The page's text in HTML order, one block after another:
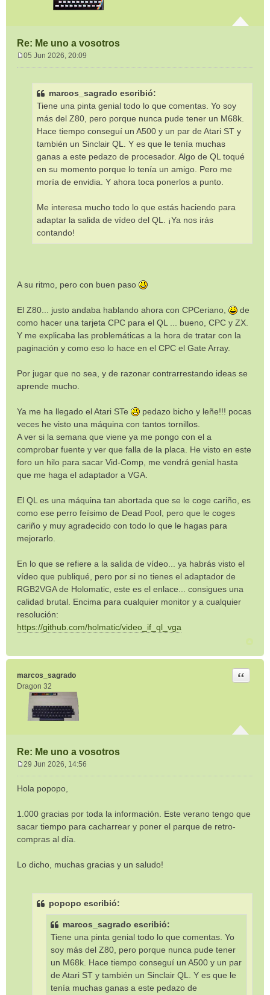
Re: Me uno a vosotros
05 Jun 2026, 20:09
marcos_sagrado escribió:
Tiene una pinta genial todo lo que comentas. Yo soy
más del Z80, pero porque nunca pude tener un M68k.
Hace tiempo conseguí un A500 y un par de Atari ST y
también un Sinclair QL. Y es que le tenía muchas
ganas a este pedazo de procesador. Algo de QL toqué
en su momento porque lo tenía un amigo. Pero me
moría de envidia. Y ahora toca ponerlos a punto.
Me interesa mucho todo lo que estás haciendo para
adaptar la salida de vídeo del QL. ¡Ya nos irás
contando!
A su ritmo, pero con buen paso
El Z80... justo andaba hablando ahora con CPCeriano,
de
como hacer una tarjeta CPC para el QL ... bueno, CPC y ZX.
Y me explicaba las problemáticas a la hora de tratar con la
paginación y como eso lo hace en el CPC el Gate Array.
Por jugar que no sea, y de razonar contrarrestando ideas se
aprende mucho.
Ya me ha llegado el Atari STe
pedazo bicho y leñe!!! pocas
veces he visto una máquina con tantos tornillos.
A ver si la semana que viene ya me pongo con el a
comprobar fuente y ver que falla de la placa. He visto en este
foro un hilo para sacar Vid-Comp, me vendrá genial hasta
que me haga el adaptador a VGA.
El QL es una máquina tan abortada que se le coge cariño, es
como ese perro feísimo de Dead Pool, pero que le coges
cariño y muy agradecido con todo lo que le hagas para
mejorarlo.
En lo que se refiere a la salida de vídeo... ya habrás visto el
vídeo que publiqué, pero por si no tienes el adaptador de
RGB2VGA de Holomatic, este es el enlace... consigues una
calidad brutal. Encima para cualquier monitor y a cualquier
resolución:
https://github.com/holmatic/video_if_ql_vga
marcos_sagrado
Dragon 32
Re: Me uno a vosotros
Citar
n
a
j
e
29 Jun 2026, 14:56
Hola popopo,
1.000 gracias por toda la información. Este verano tengo que
sacar tiempo para cacharrear y poner el parque de retro-
compras al día.
Lo dicho, muchas gracias y un saludo!
popopo escribió:
marcos_sagrado escribió:
Tiene una pinta genial todo lo que comentas. Yo
soy más del Z80, pero porque nunca pude tener
un M68k. Hace tiempo conseguí un A500 y un par
de Atari ST y también un Sinclair QL. Y es que le
tenía muchas ganas a este pedazo de